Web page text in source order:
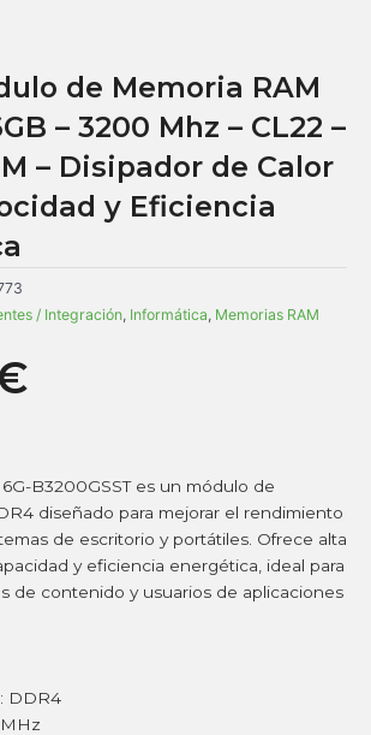
de Memoria RAM
– 3200 Mhz – CL22 –
– Disipador de Calor
y Eficiencia
/ Integración, Informática, Memorias RAM
B3200GSST es un módulo de
diseñado para mejorar el rendimiento
de escritorio y portátiles. Ofrece alta
y eficiencia energética, ideal para
de contenido y usuarios de aplicaciones
DDR4